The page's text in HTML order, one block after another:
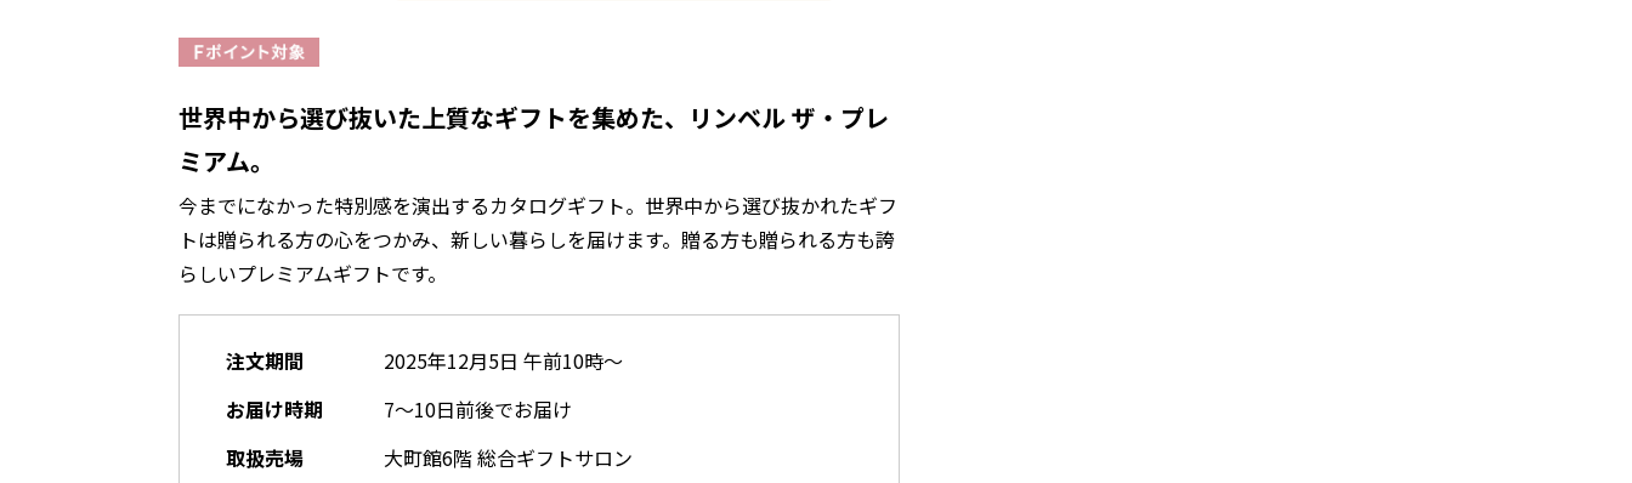
世界中から選び抜いた上質なギフトを集めた、リンベル ザ・プレ
ミアム。
今までになかった特別感を演出するカタログギフト。世界中から選び抜かれたギフ
トは贈られる方の心をつかみ、新しい暮らしを届けます。贈る方も贈られる方も誇
らしいプレミアムギフトです。
注文期間
2025年12月5日 午前10時～
お届け時期
7～10日前後でお届け
取扱売場
大町館6階 総合ギフトサロン